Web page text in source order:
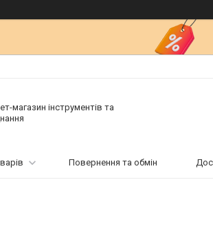
магазин інструментів та
Повернення та обмін